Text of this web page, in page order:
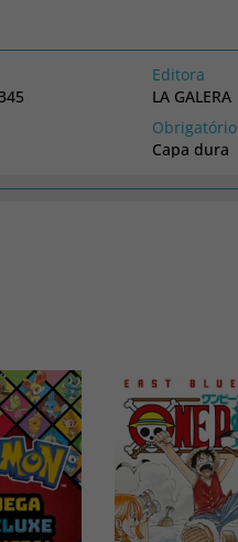
Editora
LA GALERA
Obrigatório
Capa dura